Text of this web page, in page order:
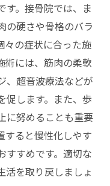
す。接骨院では、ま
の硬さや骨格のバラ
々の症状に合った施
術には、筋肉の柔軟
、超音波療法などが
促します。また、歩
に努めることも重要
すると慢性化しやす
すすめです。適切な
活を取り戻しましょ